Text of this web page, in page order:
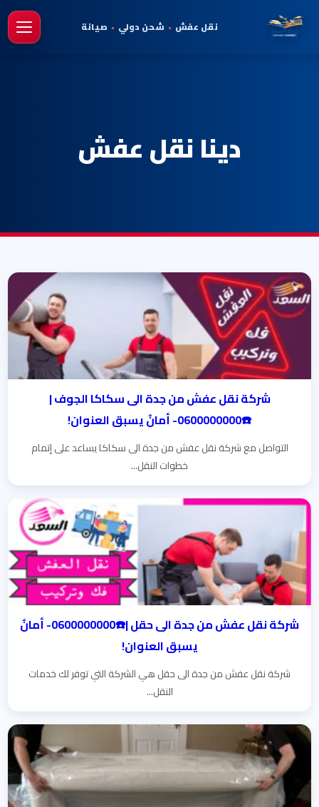
نقل عفش • شحن دولي • صيانة
دينا نقل عفش
شركة نقل عفش من جدة الى سكاكا الجوف |
☎️0600000000- أمانٌ يسبق العنوان!
التواصل مع شركة نقل عفش من جدة الى سكاكا يساعد على إتمام
خطوات النقل...
شركة نقل عفش من جدة الى حقل |☎️0600000000- أمانٌ
يسبق العنوان!
شركة نقل عفش من جدة الى حقل هي الشركة التي توفر لك خدمات
النقل...